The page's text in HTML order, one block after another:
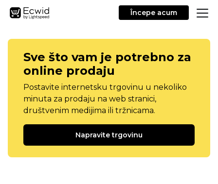
Începe acum
Sve što vam je potrebno za
online prodaju
Postavite internetsku trgovinu u nekoliko
minuta za prodaju na web stranici,
društvenim medijima ili tržnicama.
Napravite trgovinu